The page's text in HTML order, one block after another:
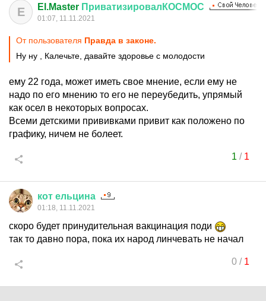
E El.Master ПриватизировалКОСМОС
01:07, 11.11.2021
От пользователя Правда в законе.
Ну ну , Калечьте, давайте здоровье с молодости
ему 22 года, может иметь свое мнение, если ему не
надо по его мнению то его не переубедить, упрямый
как осел в некоторых вопросах.
Всеми детскими прививками привит как положено по
графику, ничем не болеет.
1 / 1
кот ельцина
01:18, 11.11.2021
скоро будет принудительная вакцинация поди
так то давно пора, пока их народ линчевать не начал
0/ 1